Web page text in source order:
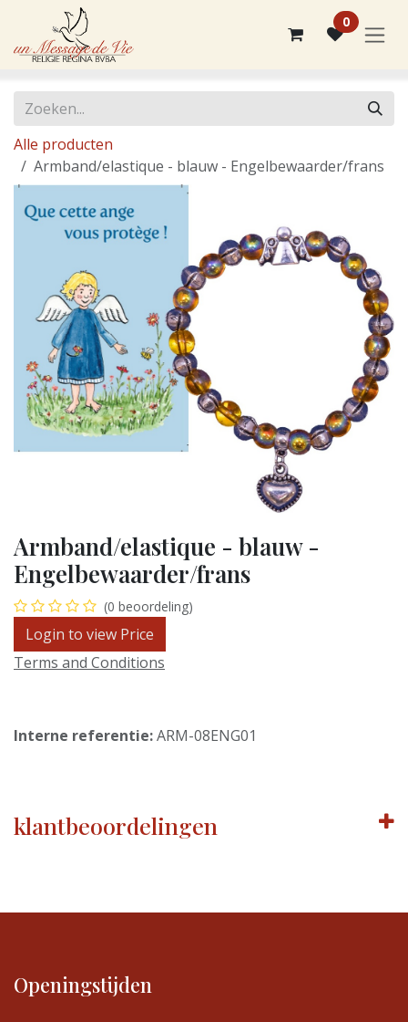
Overslaan naar inhoud
0
Alle producten
Armband/elastique - blauw - Engelbewaarder/frans
Armband/elastique - blauw -
Engelbewaarder/frans
(0 beoordeling)
Login to view Price
Terms and Conditions
Interne referentie:ARM-08ENG01
klantbeoordelingen
Openingstijden